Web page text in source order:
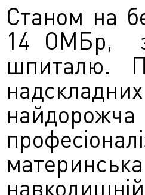
Станом на
14 ОМБр,
шпиталю.